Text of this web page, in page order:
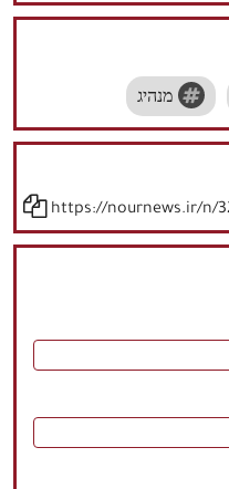
מנהיג
https://nournews.ir/n/